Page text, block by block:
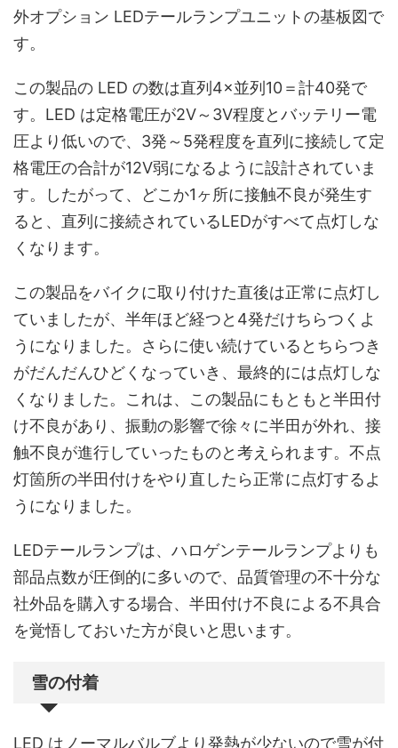
外オプション LEDテールランプユニットの基板図で
す。
この製品の LED の数は直列4×並列10＝計40発で
す。LED は定格電圧が2V～3V程度とバッテリー電
圧より低いので、3発～5発程度を直列に接続して定
格電圧の合計が12V弱になるように設計されていま
す。したがって、どこか1ヶ所に接触不良が発生す
ると、直列に接続されているLEDがすべて点灯しな
くなります。
この製品をバイクに取り付けた直後は正常に点灯し
ていましたが、半年ほど経つと4発だけちらつくよ
うになりました。さらに使い続けているとちらつき
がだんだんひどくなっていき、最終的には点灯しな
くなりました。これは、この製品にもともと半田付
け不良があり、振動の影響で徐々に半田が外れ、接
触不良が進行していったものと考えられます。不点
灯箇所の半田付けをやり直したら正常に点灯するよ
うになりました。
LEDテールランプは、ハロゲンテールランプよりも
部品点数が圧倒的に多いので、品質管理の不十分な
社外品を購入する場合、半田付け不良による不具合
を覚悟しておいた方が良いと思います。
雪の付着
LED はノーマルバルブより発熱が少ないので雪が付